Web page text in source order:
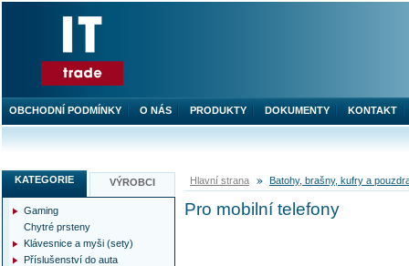
Hlavní strana Batohy, brašny, kufry a
Pro mobilní telefony
KATEGORIE VÝROBCI
Gaming
Chytré prsteny
Klávesnice a myši (sety)
Příslušenství do auta
OBCHODNÍ PODMÍNKY O NÁS PRODUKTY DOKUMENTY KONTAKT